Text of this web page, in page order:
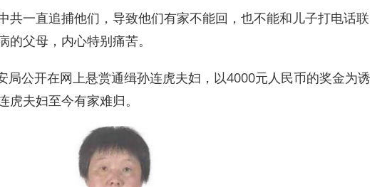
共一直追捕他们，导致他们有家不能回，也不能和儿子打电话联
父母，内心特别痛苦。
局公开在网上悬赏通缉孙连虎夫妇，以4000元人民币的奖金为诱
夫妇至今有家难归。